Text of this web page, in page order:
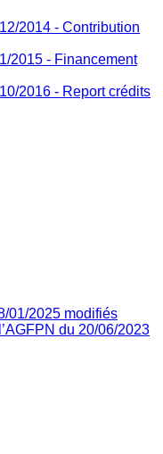
2014 - Contribution
2015 - Financement
2016 - Report crédits
01/2025 modifiés
du 20/06/2023